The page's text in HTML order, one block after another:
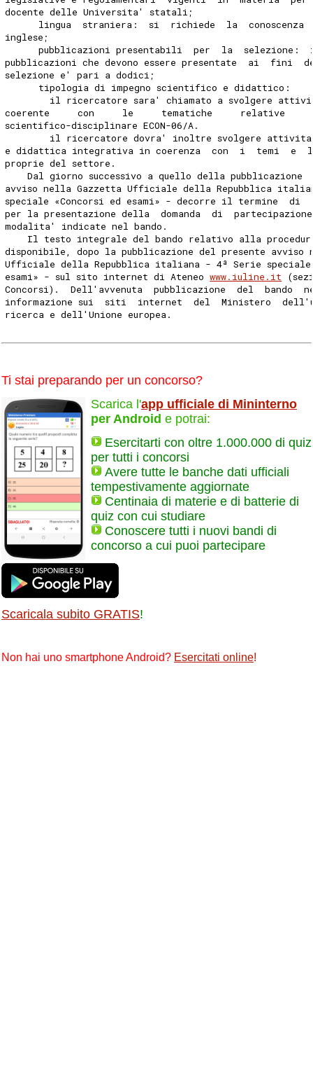
docente delle Universita' statali;
lingua  straniera:  si  richiede  la  conoscenza
inglese;
pubblicazioni presentabili  per  la  selezione:
pubblicazioni che devono essere presentate  ai  fini
selezione e' pari a dodici;
      tipologia di impegno scientifico e didattico:
il ricercatore sara' chiamato a svolgere
coerente     con     le     tematiche     relative
scientifico-disciplinare ECON-06/A.
il ricercatore dovra' inoltre svolgere
e didattica integrativa in coerenza  con  i  temi  e
proprie del settore.
Dal giorno successivo a quello della pubblicazione
avviso nella Gazzetta Ufficiale della Repubblica
speciale «Concorsi ed esami» - decorre il termine
per la presentazione della  domanda  di
modalita' indicate nel bando.
Il testo integrale del bando relativo alla
disponibile, dopo la pubblicazione del presente avviso
Ufficiale della Repubblica italiana - 4ª Serie speciale
esami» - sul sito internet di Ateneo www.iuline.it
Concorsi).  Dell'avvenuta  pubblicazione  del  bando
informazione sui  siti  internet  del  Ministero
ricerca e dell'Unione europea.
Ti stai preparando per un concorso?
Scarica l'app ufficiale di Mininterno
per Android e potrai:
Esercitarti con oltre 1.000.000 di quiz
per tutti i concorsi
Avere tutte le banche dati ufficiali
tempestivamente aggiornate
Centinaia di materie e di batterie di
quiz con cui studiare
Conoscere tutti i nuovi bandi di
concorso a cui puoi partecipare
Scaricala subito GRATIS!
Non hai uno smartphone Android? Esercitati online!